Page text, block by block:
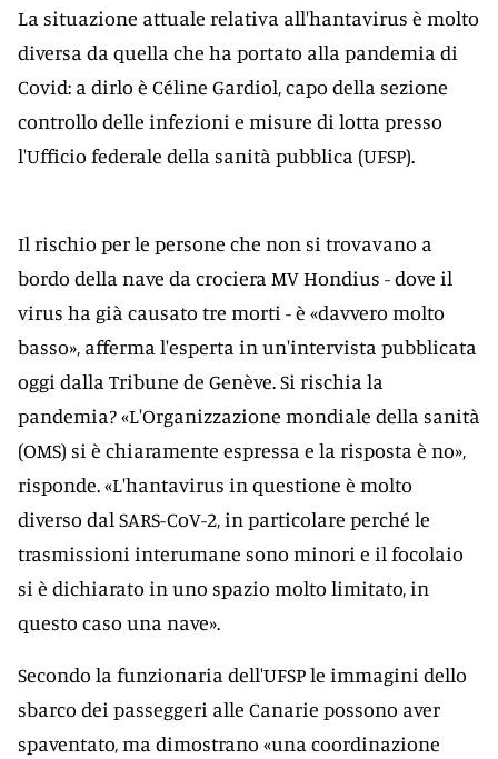
La situazione attuale relativa all'hantavirus è molto
diversa da quella che ha portato alla pandemia di
Covid: a dirlo è Céline Gardiol, capo della sezione
controllo delle infezioni e misure di lotta presso
l'Ufficio federale della sanità pubblica (UFSP).
Il rischio per le persone che non si trovavano a
bordo della nave da crociera MV Hondius - dove il
virus ha già causato tre morti - è «davvero molto
basso», afferma l'esperta in un'intervista pubblicata
oggi dalla Tribune de Genève. Si rischia la
pandemia? «L'Organizzazione mondiale della sanità
(OMS) si è chiaramente espressa e la risposta è no»,
risponde. «L'hantavirus in questione è molto
diverso dal SARS-CoV-2, in particolare perché le
trasmissioni interumane sono minori e il focolaio
si è dichiarato in uno spazio molto limitato, in
questo caso una nave».
Secondo la funzionaria dell'UFSP le immagini dello
sbarco dei passeggeri alle Canarie possono aver
spaventato, ma dimostrano «una coordinazione